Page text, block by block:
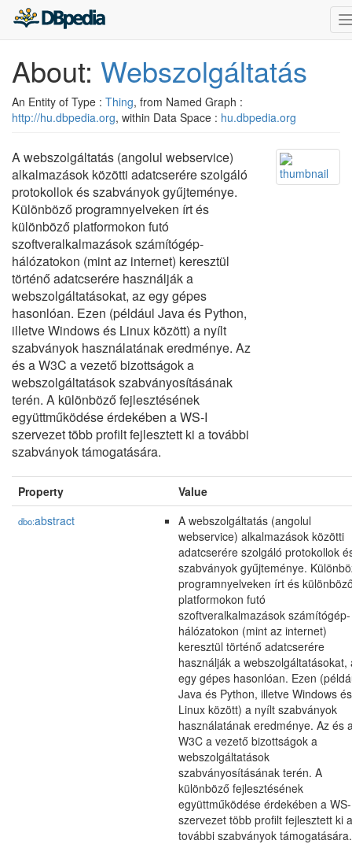
About: Webszolgáltatás
An Entity of Type : Thing, from Named Graph :
http://hu.dbpedia.org, within Data Space : hu.dbpedia.org
A webszolgáltatás (angolul webservice)
alkalmazások közötti adatcserére szolgáló
protokollok és szabványok gyűjteménye.
Különböző programnyelveken írt és
különböző platformokon futó
szoftveralkalmazások számítógép-
hálózatokon (mint az internet) keresztül
történő adatcserére használják a
webszolgáltatásokat, az egy gépes
hasonlóan. Ezen (például Java és Python,
illetve Windows és Linux között) a nyílt
szabványok használatának eredménye. Az
és a W3C a vezető bizottságok a
webszolgáltatások szabványosításának
terén. A különböző fejlesztésének
együttműködése érdekében a WS-I
szervezet több profilt fejlesztett ki a további
szabványok támogatására.
Property Value
dbo:abstract
A webszolgáltatás (angolul
webservice) alkalmazások közötti
adatcserére szolgáló protokollok
szabványok gyűjteménye.
programnyelveken írt és
platformokon futó
szoftveralkalmazások számítógép-
hálózatokon (mint az internet)
keresztül történő adatcserére
használják a webszolgáltatásokat,
egy gépes hasonlóan. Ezen
Java és Python, illetve Windows és
Linux között) a nyílt szabványok
használatának eredménye. Az és
W3C a vezető bizottságok a
webszolgáltatások
szabványosításának terén. A
különböző fejlesztésének
együttműködése érdekében a
szervezet több profilt fejlesztett ki a
további szabványok támogatására.